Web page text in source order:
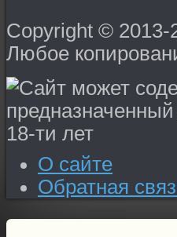
Copyright © 2013-
Любое
О сайте
Обратная